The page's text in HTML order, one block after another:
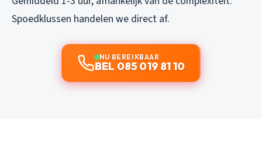
Spoedklussen handelen we direct af.
NU BEREIKBAAR
BEL 085 019 81 10